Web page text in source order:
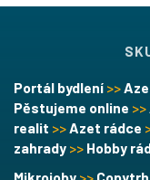
Portál bydlení >>
Pěstujeme online >>
realit >>Azet rádce
zahrady >> Hobby